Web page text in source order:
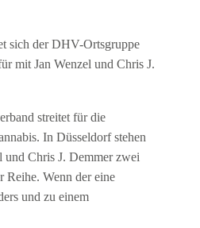
sich der DHV-Ortsgruppe
mit Jan Wenzel und Chris J.
streitet für die
In Düsseldorf stehen
und Chris J. Demmer zwei
Reihe. Wenn der eine
und zu einem